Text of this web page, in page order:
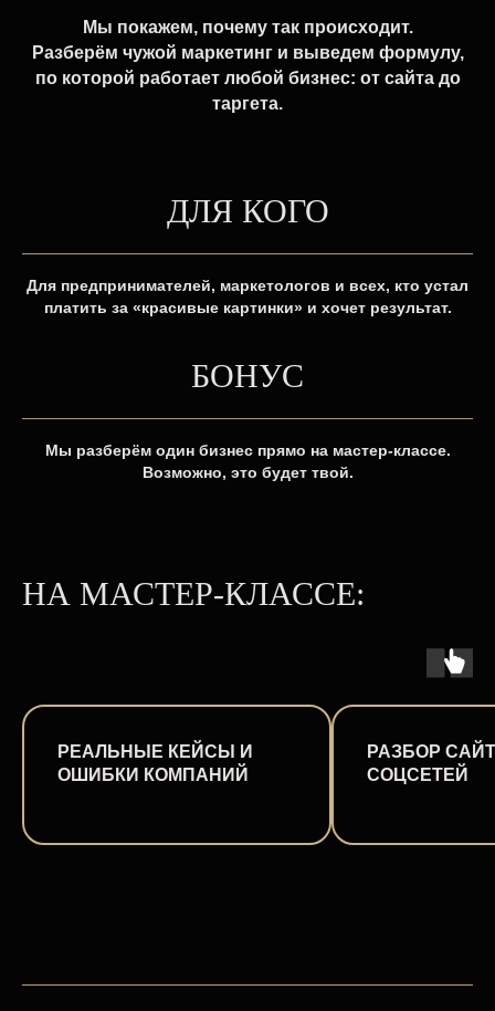
Мы покажем, почему так происходит.
Разберём чужой маркетинг и выведем формулу,
по которой работает любой бизнес: от сайта до
таргета.
ДЛЯ КОГО
Для предпринимателей, маркетологов и всех, кто устал
платить за «красивые картинки» и хочет результат.
БОНУС
Мы разберём один бизнес прямо на мастер-классе.
Возможно, это будет твой.
НА МАСТЕР-КЛАССЕ:
РЕАЛЬНЫЕ КЕЙСЫ И
ОШИБКИ КОМПАНИЙ
РАЗБОР
СОЦСЕТЕЙ